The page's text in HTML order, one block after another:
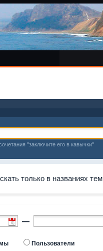
"заключите его в кавычки"
только в названиях тем
—
Пользователи